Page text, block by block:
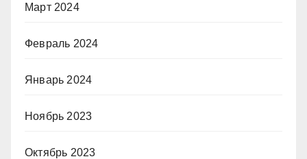
Март 2024
Февраль 2024
Январь 2024
Ноябрь 2023
Октябрь 2023